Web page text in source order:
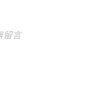
留言